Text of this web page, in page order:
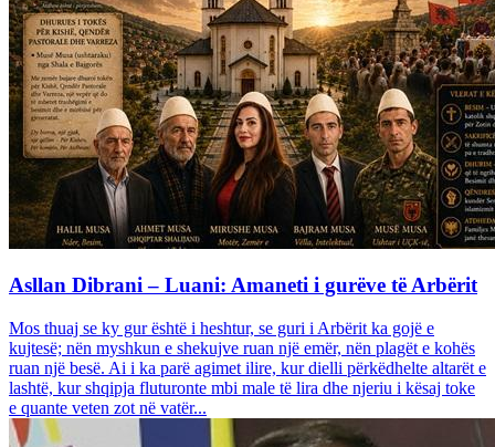
Asllan Dibrani – Luani: Amaneti i gurëve të Arbërit
Mos thuaj se ky gur është i heshtur, se guri i Arbërit ka gojë e
kujtesë; nën myshkun e shekujve ruan një emër, nën plagët e kohës
ruan një besë. Ai i ka parë agimet ilire, kur dielli përkëdhelte altarët e
lashtë, kur shqipja fluturonte mbi male të lira dhe njeriu i kësaj toke
e quante veten zot në vatër...